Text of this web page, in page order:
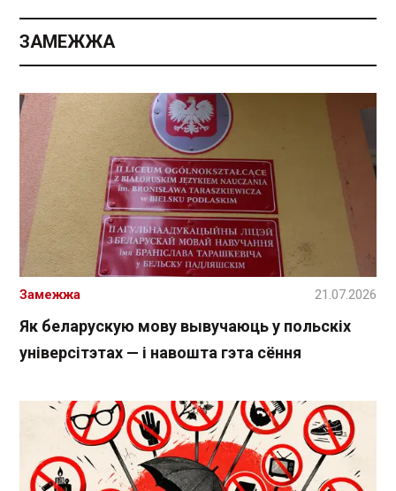
ЗАМЕЖЖА
Як беларускую мову вывучаюць у польскіх
універсітэтах — і навошта гэта сёння
Замежжа 21.07.2026